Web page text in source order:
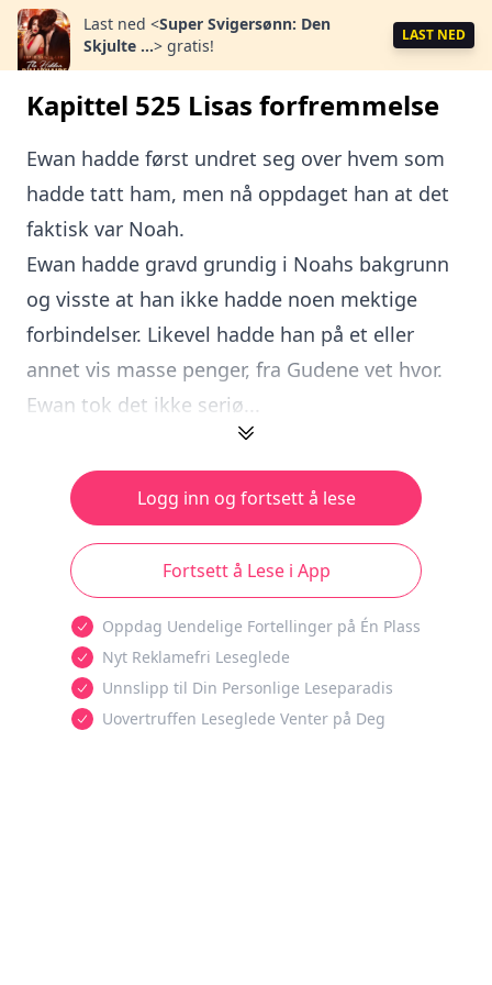
Last ned <Super Svigersønn: Den
Skjulte ...> gratis!
LAST NED
Kapittel 525 Lisas forfremmelse
Ewan hadde først undret seg over hvem som
hadde tatt ham, men nå oppdaget han at det
faktisk var Noah.
Ewan hadde gravd grundig i Noahs bakgrunn
og visste at han ikke hadde noen mektige
forbindelser. Likevel hadde han på et eller
annet vis masse penger, fra Gudene vet hvor.
Ewan tok det ikke seriø...
Logg inn og fortsett å lese
Fortsett å Lese i App
Oppdag Uendelige Fortellinger på Én Plass
Nyt Reklamefri Leseglede
Unnslipp til Din Personlige Leseparadis
Uovertruffen Leseglede Venter på Deg